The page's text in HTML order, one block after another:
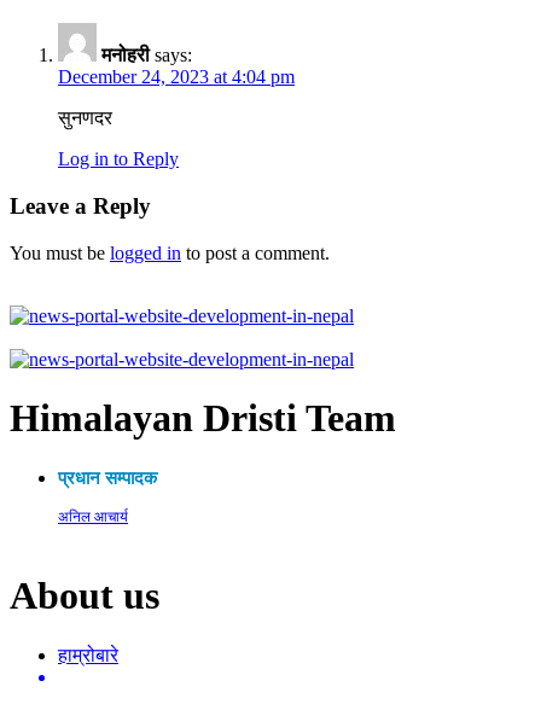
मनोहरी says:
December 24, 2023 at 4:04 pm
सुनणदर
Log in to Reply
Leave a Reply
You must be logged in to post a comment.
Himalayan Dristi Team
प्रधान सम्पादक
अनिल आचार्य
About us
हाम्रोबारे